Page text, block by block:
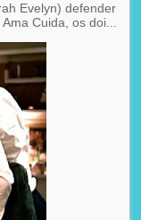
Evelyn) defender
Cuida, os doi...